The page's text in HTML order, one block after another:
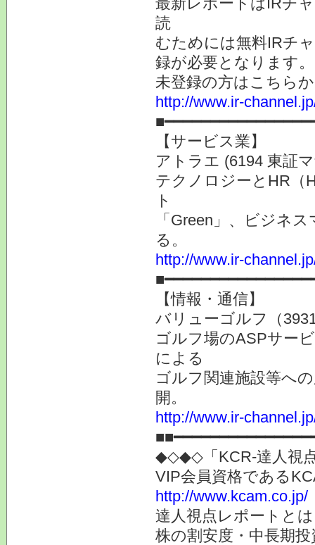
読
むためには無料IRチ
録が必要となります。
未登録の方はこちら
http://www.ir-
【サービス業】
アトラエ (6194 東証
テクノロジーとHR（
ト
「Green」、ビジネ
る。
http://www.ir-
【情報・通信】
バリューゴルフ（
ゴルフ場のASPサー
による
ゴルフ関連施設等へ
開。
http://www.ir-
◆◇◆◇「KCR-達人
VIP会員資格である
http://www.kcam.co.jp/
達人視点レポートと
株の割安度・中長期